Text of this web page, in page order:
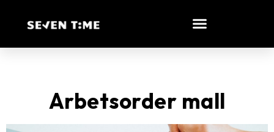
Arbetsorder mall